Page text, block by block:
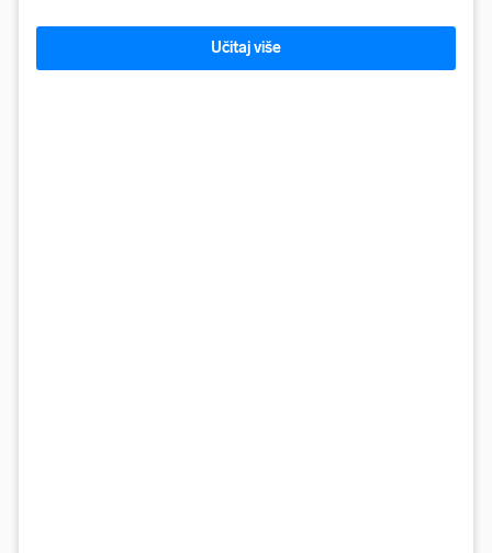
Učitaj više